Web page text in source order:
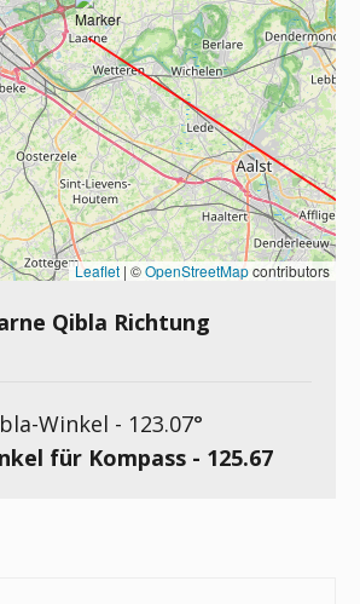
Leaflet | ©OpenStreetMapcontributors
Qibla Richtung
Winkel - 123.07°
für Kompass - 125.67